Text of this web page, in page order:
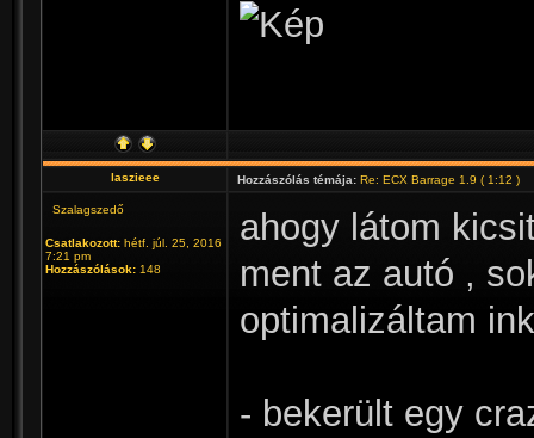
laszieee Hozzászólás témája: Re: ECX Barrage 1.9 ( 1:12 )
Szalagszedő
Csatlakozott: hétf. júl. 25, 2016
7:21 pm
Hozzászólások: 148
ahogy látom
ment az autó ,
optimalizáltam
- bekerült egy